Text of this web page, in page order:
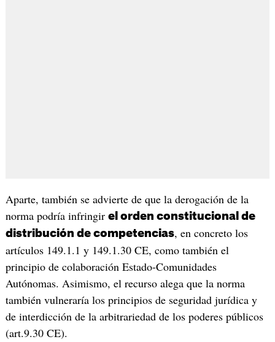
Aparte, también se advierte de que la derogación de la
norma podría infringir el orden constitucional de
distribución de competencias, en concreto los
artículos 149.1.1 y 149.1.30 CE, como también el
principio de colaboración Estado-Comunidades
Autónomas. Asimismo, el recurso alega que la norma
también vulneraría los principios de seguridad jurídica y
de interdicción de la arbitrariedad de los poderes públicos
(art.9.30 CE).